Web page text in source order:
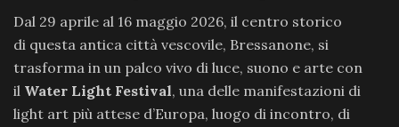
Dal 29 aprile al 16 maggio 2026, il centro storico
di questa antica città vescovile, Bressanone, si
trasforma in un palco vivo di luce, suono e arte con
il Water Light Festival, una delle manifestazioni di
light art più attese d’Europa, luogo di incontro, di